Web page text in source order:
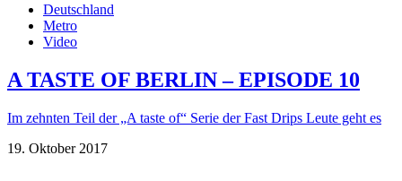
Deutschland
Metro
Video
A TASTE OF BERLIN – EPISODE 10
Im zehnten Teil der „A taste of“ Serie der Fast Drips Leute geht es
19. Oktober 2017